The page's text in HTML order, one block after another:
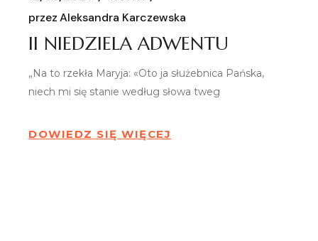
przez Aleksandra Karczewska
II NIEDZIELA ADWENTU
„Na to rzekła Maryja: «Oto ja służebnica Pańska,
niech mi się stanie według słowa tweg
DOWIEDZ SIĘ WIĘCEJ